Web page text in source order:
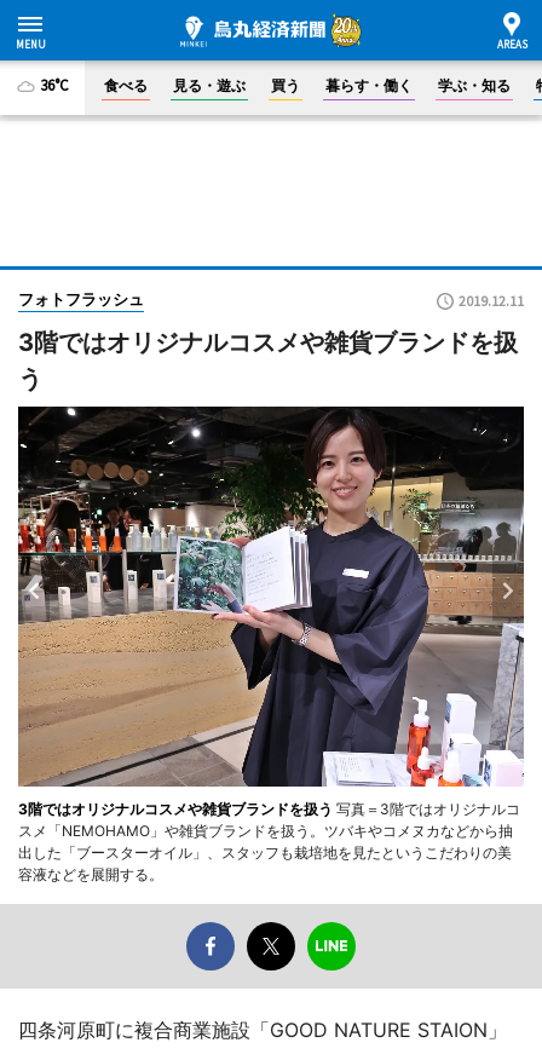
36°C 食べる 見る・遊ぶ 買う 暮らす・働く 学ぶ・知る
フォトフラッシュ 2019.12.11
3階ではオリジナルコスメや雑貨ブランドを扱
う
3階ではオリジナルコスメや雑貨ブランドを扱う 写真＝3階ではオリジナルコ
スメ「NEMOHAMO」や雑貨ブランドを扱う。ツバキやコメヌカなどから抽
出した「ブースターオイル」、スタッフも栽培地を見たというこだわりの美
容液などを展開する。
四条河原町に複合商業施設「GOOD NATURE STAION」